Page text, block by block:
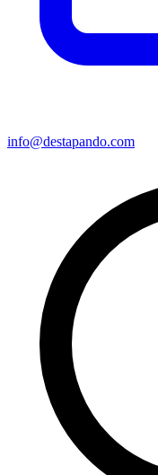
info@destapando.com